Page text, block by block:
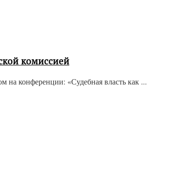
комиссией
на конференции: «Судебная власть как ...